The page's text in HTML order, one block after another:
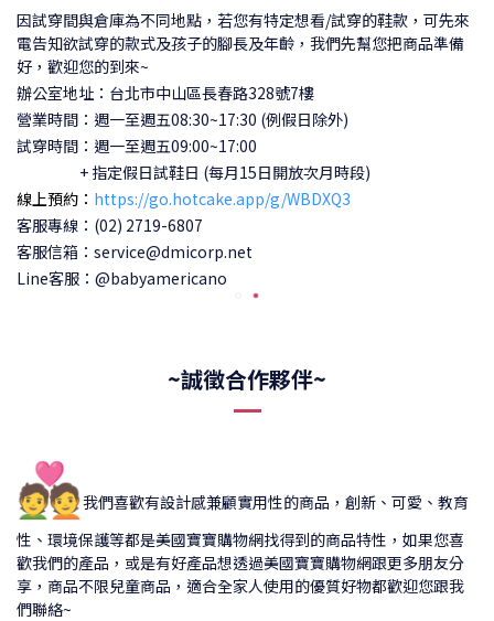
因試穿間與倉庫為不同地點，若您有特定想看/試穿的鞋款，可先來
電告知欲試穿的款式及孩子的腳長及年齡，我們先幫您把商品準備
好，歡迎您的到來~
辦公室地址：台北市中山區長春路328號7樓
營業時間：週一至週五08:30~17:30 (例假日除外)
試穿時間： 週一至週五09:00~17:00
+ 指定假日試鞋日 (每月15日開放次月時段)
線上預約： https://go.hotcake.app/g/WBDXQ3
客服專線：(02) 2719-6807
客服信箱：service@dmicorp.net
Line客服：@babyamericano
~誠徵合作夥伴~
💑我們喜歡有設計感兼顧實用性的商品，創新、可愛、教育
性、環境保護等都是美國寶寶購物網找得到的商品特性，如果您喜
歡我們的產品，或是有好產品想透過美國寶寶購物網跟更多朋友分
享，商品不限兒童商品，適合全家人使用的優質好物都歡迎您跟我
們聯絡~